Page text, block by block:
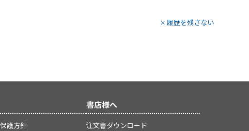
履歴を残さない
護方針
書店様へ
注文書ダウンロード